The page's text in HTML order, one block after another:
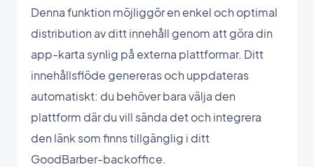
Denna funktion möjliggör en enkel och optimal
distribution av ditt innehåll genom att göra din
app-karta synlig på externa plattformar. Ditt
innehållsflöde genereras och uppdateras
automatiskt: du behöver bara välja den
plattform där du vill sända det och integrera
den länk som finns tillgänglig i ditt
GoodBarber-backoffice.